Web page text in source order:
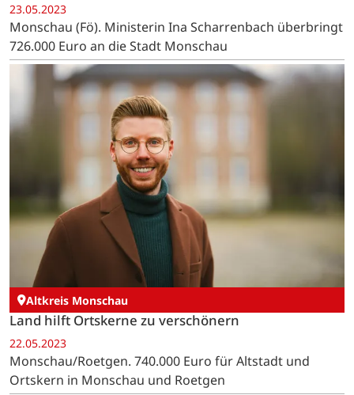
23.05.2023
Monschau (Fö). Ministerin Ina Scharrenbach überbringt
726.000 Euro an die Stadt Monschau
Altkreis Monschau
Land hilft Ortskerne zu verschönern
22.05.2023
Monschau/Roetgen. 740.000 Euro für Altstadt und
Ortskern in Monschau und Roetgen